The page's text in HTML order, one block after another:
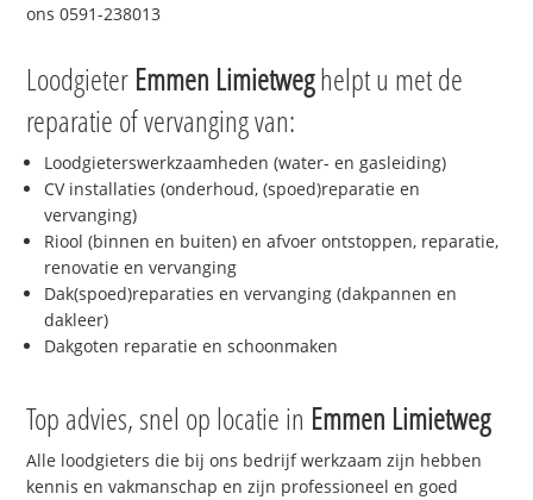
ons 0591-238013
Loodgieter Emmen Limietweghelpt u met de
reparatie of vervanging van:
Loodgieterswerkzaamheden (water- en gasleiding)
CV installaties (onderhoud, (spoed)reparatie en
vervanging)
Riool (binnen en buiten) en afvoer ontstoppen, reparatie,
renovatie en vervanging
Dak(spoed)reparaties en vervanging (dakpannen en
dakleer)
Dakgoten reparatie en schoonmaken
Top advies, snel op locatie in Emmen Limietweg
Alle loodgieters die bij ons bedrijf werkzaam zijn hebben
kennis en vakmanschap en zijn professioneel en goed